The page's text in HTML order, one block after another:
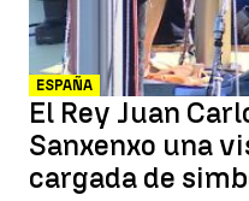
ESPAÑA
El Rey Juan
Sanxenxo una
cargada de